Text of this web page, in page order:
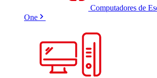
Computadores de
One